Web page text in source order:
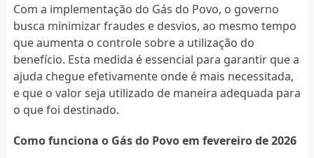
Com a implementação do Gás do Povo, o governo
busca minimizar fraudes e desvios, ao mesmo tempo
que aumenta o controle sobre a utilização do
benefício. Esta medida é essencial para garantir que a
ajuda chegue efetivamente onde é mais necessitada,
e que o valor seja utilizado de maneira adequada para
o que foi destinado.
Como funciona o Gás do Povo em fevereiro de 2026